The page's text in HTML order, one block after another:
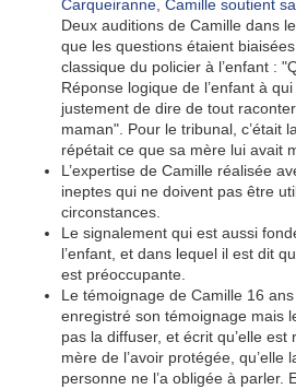
Deux auditions de Camille dans
que les questions étaient
classique du policier à l’enfant :
Réponse logique de l’enfant à
justement de dire de tout
maman". Pour le tribunal, c’était
répétait ce que sa mère lui avait
L’expertise de Camille réalisée
ineptes qui ne doivent pas être
circonstances.
Le signalement qui est aussi
l’enfant, et dans lequel il est dit
est préoccupante.
Le témoignage de Camille 16 ans
enregistré son témoignage mais
pas la diffuser, et écrit qu’elle
mère de l’avoir protégée, qu’elle
personne ne l’a obligée à parler.